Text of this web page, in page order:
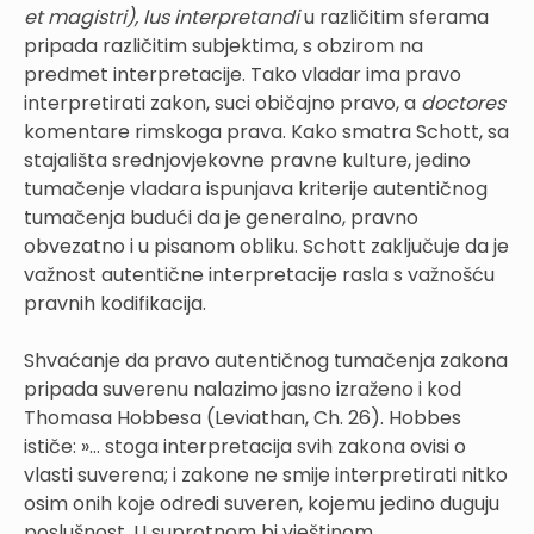
et magistri), lus interpretandiu različitim sferama
pripada različitim subjektima, s obzirom na
predmet interpretacije. Tako vladar ima pravo
interpretirati zakon, suci običajno pravo, a doctores
komentare rimskoga prava. Kako smatra Schott, sa
stajališta srednjovjekovne pravne kulture, jedino
tumačenje vladara ispunjava kriterije autentičnog
tumačenja budući da je generalno, pravno
obvezatno i u pisanom obliku. Schott zaključuje da je
važnost autentične interpretacije rasla s važnošću
pravnih kodifikacija.
Shvaćanje da pravo autentičnog tumačenja zakona
pripada suverenu nalazimo jasno izraženo i kod
Thomasa Hobbesa (Leviathan, Ch. 26). Hobbes
ističe: »... stoga interpretacija svih zakona ovisi o
vlasti suverena; i zakone ne smije interpretirati nitko
osim onih koje odredi suveren, kojemu jedino duguju